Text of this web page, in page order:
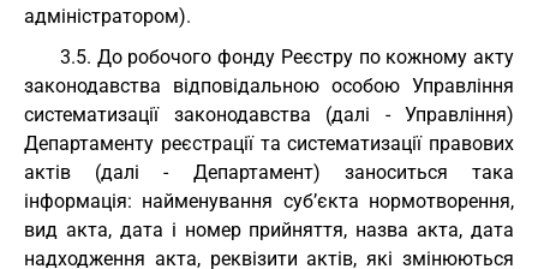
адміністратором).
3.5. До робочого фонду Реєстру по кожному акту
законодавства відповідальною особою Управління
систематизації законодавства (далі - Управління)
Департаменту реєстрації та систематизації правових
актів (далі - Департамент) заноситься така
інформація: найменування суб’єкта нормотворення,
вид акта, дата і номер прийняття, назва акта, дата
надходження акта, реквізити актів, які змінюються